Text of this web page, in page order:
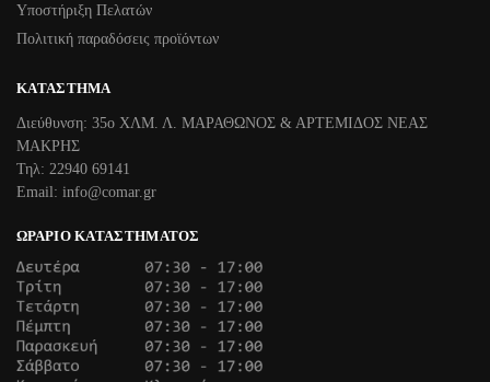
Υποστήριξη Πελατών
Πολιτική παραδόσεις προϊόντων
ΚΑΤΆΣΤΗΜΑ
Διεύθυνση: 35ο ΧΛΜ. Λ. ΜΑΡΑΘΩΝΟΣ & ΑΡΤΕΜΙΔΟΣ ΝΕΑΣ
ΜΑΚΡΗΣ
Τηλ: 22940 69141
Email: info@comar.gr
ΩΡΆΡΙΟ ΚΑΤΑΣΤΉΜΑΤΟΣ